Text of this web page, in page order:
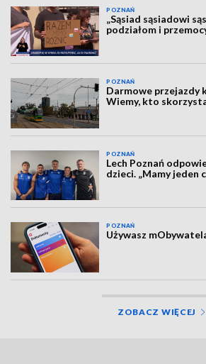
POZNAŃ
„Sąsiad sąsiadowi
podziałom i
POZNAŃ
Darmowe przejazdy
Wiemy, kto
POZNAŃ
Lech Poznań
dzieci. „Mamy jeden
POZNAŃ
Używasz
ZOBACZ WIĘCEJ